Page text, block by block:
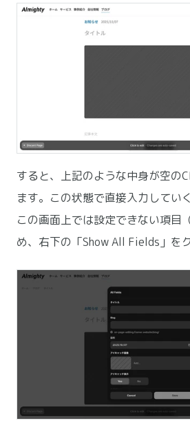
すると、上記のような中身が空の
ます。この状態で直接入力してい
この画面上では設定できない項目
め、右下の「Show All Fields」を